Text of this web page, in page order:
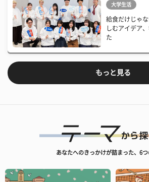
大学生活
給食だけじゃ
しむアイデア
た
もっと見る
あなたへのきっかけが詰まった、6つ